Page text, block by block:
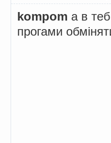
kompom а в
прогами